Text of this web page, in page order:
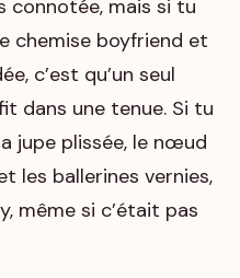
connotée, mais si tu
chemise boyfriend et
c’est qu’un seul
dans une tenue. Si tu
jupe plissée, le nœud
les ballerines vernies,
même si c’était pas